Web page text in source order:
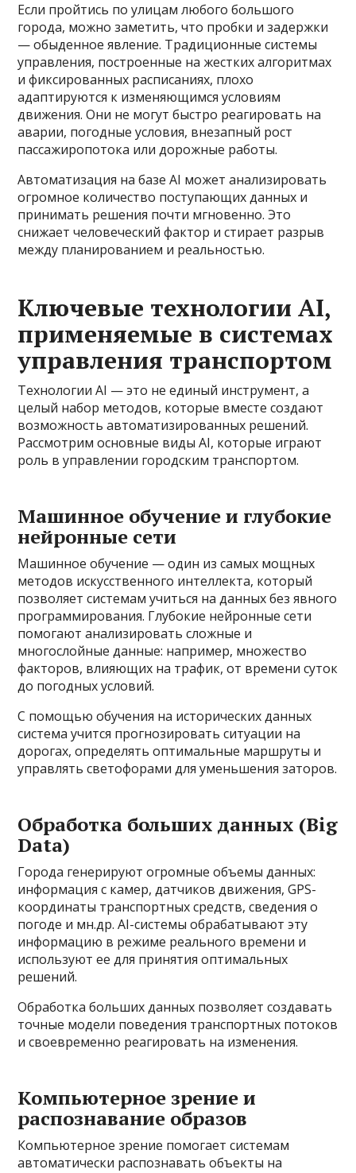
Если пройтись по улицам любого большого
города, можно заметить, что пробки и задержки
— обыденное явление. Традиционные системы
управления, построенные на жестких алгоритмах
и фиксированных расписаниях, плохо
адаптируются к изменяющимся условиям
движения. Они не могут быстро реагировать на
аварии, погодные условия, внезапный рост
пассажиропотока или дорожные работы.
Автоматизация на базе AI может анализировать
огромное количество поступающих данных и
принимать решения почти мгновенно. Это
снижает человеческий фактор и стирает разрыв
между планированием и реальностью.
Ключевые технологии AI,
применяемые в системах
управления транспортом
Технологии AI — это не единый инструмент, а
целый набор методов, которые вместе создают
возможность автоматизированных решений.
Рассмотрим основные виды AI, которые играют
роль в управлении городским транспортом.
Машинное обучение и глубокие
нейронные сети
Машинное обучение — один из самых мощных
методов искусственного интеллекта, который
позволяет системам учиться на данных без явного
программирования. Глубокие нейронные сети
помогают анализировать сложные и
многослойные данные: например, множество
факторов, влияющих на трафик, от времени суток
до погодных условий.
С помощью обучения на исторических данных
система учится прогнозировать ситуации на
дорогах, определять оптимальные маршруты и
управлять светофорами для уменьшения заторов.
Обработка больших данных (Big
Data)
Города генерируют огромные объемы данных:
информация с камер, датчиков движения, GPS-
координаты транспортных средств, сведения о
погоде и мн.др. AI-системы обрабатывают эту
информацию в режиме реального времени и
используют ее для принятия оптимальных
решений.
Обработка больших данных позволяет создавать
точные модели поведения транспортных потоков
и своевременно реагировать на изменения.
Компьютерное зрение и
распознавание образов
Компьютерное зрение помогает системам
автоматически распознавать объекты на